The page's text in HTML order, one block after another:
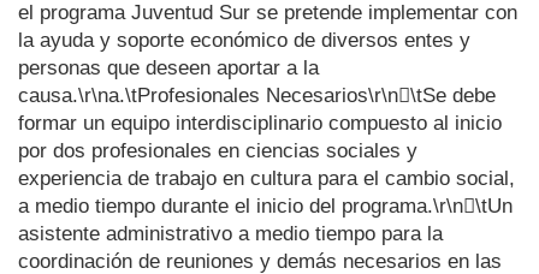
el programa Juventud Sur se pretende implementar con
la ayuda y soporte económico de diversos entes y
personas que deseen aportar a la
causa.\r\na.\tProfesionales Necesarios\r\n\tSe debe
formar un equipo interdisciplinario compuesto al inicio
por dos profesionales en ciencias sociales y
experiencia de trabajo en cultura para el cambio social,
a medio tiempo durante el inicio del programa.\r\n\tUn
asistente administrativo a medio tiempo para la
coordinación de reuniones y demás necesarios en las